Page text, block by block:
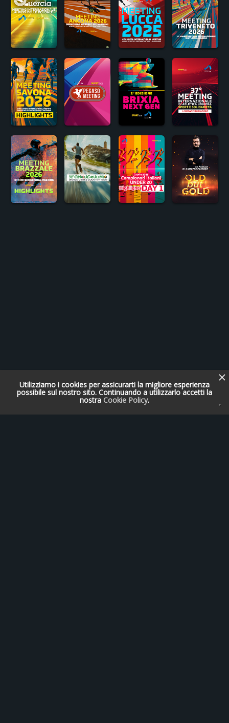
Utilizziamo i cookies per assicurarti la migliore esperienza
possibile sul nostro sito. Continuando a utilizzarlo accetti la
nostra Cookie Policy.